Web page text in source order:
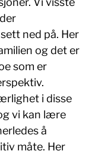
ned på. Her
og det er
som er
i disse
vi kan lære
å
måte. Her